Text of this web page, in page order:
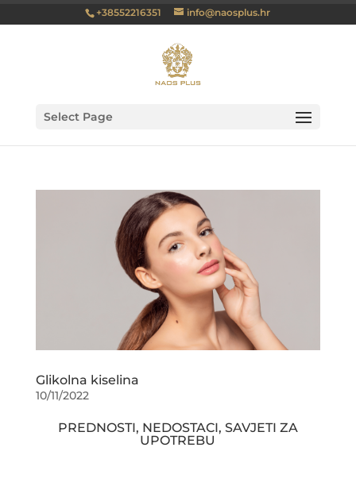
+38552216351 info@naosplus.hr
Select Page
Glikolna kiselina
10/11/2022
PREDNOSTI, NEDOSTACI, SAVJETI ZA
UPOTREBU